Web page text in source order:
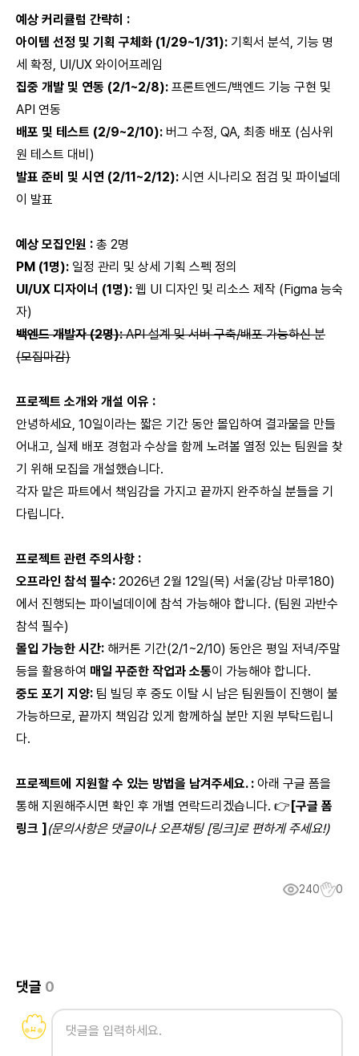
예상 커리큘럼 간략히 :
아이템 선정 및 기획 구체화 (1/29~1/31): 기획서 분석, 기능 명
세 확정, UI/UX 와이어프레임
집중 개발 및 연동 (2/1~2/8): 프론트엔드/백엔드 기능 구현 및
API 연동
배포 및 테스트 (2/9~2/10): 버그 수정, QA, 최종 배포 (심사위
원 테스트 대비)
발표 준비 및 시연 (2/11~2/12): 시연 시나리오 점검 및 파이널데
이 발표
예상 모집인원 : 총 2명
PM (1명): 일정 관리 및 상세 기획 스펙 정의
UI/UX 디자이너 (1명): 웹 UI 디자인 및 리소스 제작 (Figma 능숙
자)
백엔드 개발자 (2명):API 설계 및 서버 구축/배포 가능하신 분
(모집마감)
프로젝트 소개와 개설 이유 :
안녕하세요, 10일이라는 짧은 기간 동안 몰입하여 결과물을 만들
어내고, 실제 배포 경험과 수상을 함께 노려볼 열정 있는 팀원을 찾
기 위해 모집을 개설했습니다.
각자 맡은 파트에서 책임감을 가지고 끝까지 완주하실 분들을 기
다립니다.
프로젝트 관련 주의사항 :
오프라인 참석 필수: 2026년 2월 12일(목) 서울(강남 마루180)
에서 진행되는 파이널데이에 참석 가능해야 합니다. (팀원 과반수
참석 필수)
몰입 가능한 시간: 해커톤 기간(2/1~2/10) 동안은 평일 저녁/주말
등을 활용하여 매일 꾸준한 작업과 소통이 가능해야 합니다.
중도 포기 지양: 팀 빌딩 후 중도 이탈 시 남은 팀원들이 진행이 불
가능하므로, 끝까지 책임감 있게 함께하실 분만 지원 부탁드립니
다.
프로젝트에 지원할 수 있는 방법을 남겨주세요. : 아래 구글 폼을
통해 지원해주시면 확인 후 개별 연락드리겠습니다. 👉[구글 폼
링크 ] (문의사항은 댓글이나 오픈채팅 [링크]로 편하게 주세요!)
240 0
댓글 0